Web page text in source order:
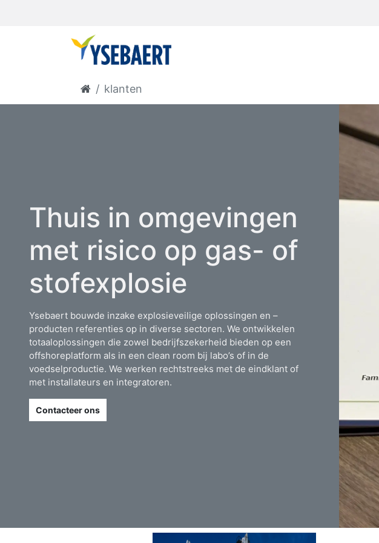
klanten
Thuis in omgevingen
met risico op gas- of
stofexplosie
Ysebaert bouwde inzake explosieveilige oplossingen en –
producten referenties op in diverse sectoren. We ontwikkelen
totaaloplossingen die zowel bedrijfszekerheid bieden op een
offshoreplatform als in een clean room bij labo’s of in de
voedselproductie. We werken rechtstreeks met de eindklant of
met installateurs en integratoren.
Contacteer ons